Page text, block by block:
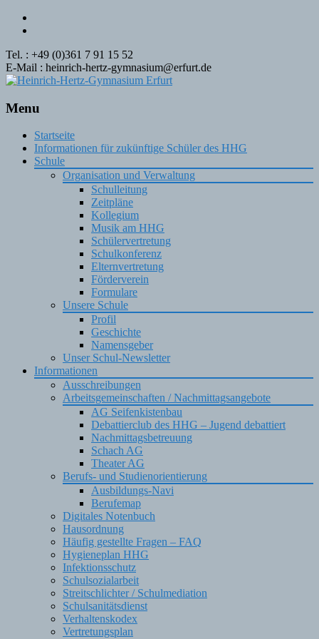
Tel. : +49 (0)361 7 91 15 52
E-Mail : heinrich-hertz-gymnasium@erfurt.de
Menu
Skip
content
Startseite
Informationen für zukünftige Schüler des HHG
Schule
Organisation und Verwaltung
Schulleitung
Zeitpläne
Kollegium
Musik am HHG
Schülervertretung
Schulkonferenz
Elternvertretung
Förderverein
Formulare
Unsere Schule
Profil
Geschichte
Namensgeber
Unser Schul-Newsletter
Informationen
Ausschreibungen
Arbeitsgemeinschaften / Nachmittagsangebote
AG Seifenkistenbau
Debattierclub des HHG – Jugend debattiert
Nachmittagsbetreuung
Schach AG
Theater AG
Berufs- und Studienorientierung
Ausbildungs-Navi
Berufemap
Digitales Notenbuch
Hausordnung
Häufig gestellte Fragen – FAQ
Hygieneplan HHG
Infektionsschutz
Schulsozialarbeit
Streitschlichter / Schulmediation
Schulsanitätsdienst
Verhaltenskodex
Vertretungsplan